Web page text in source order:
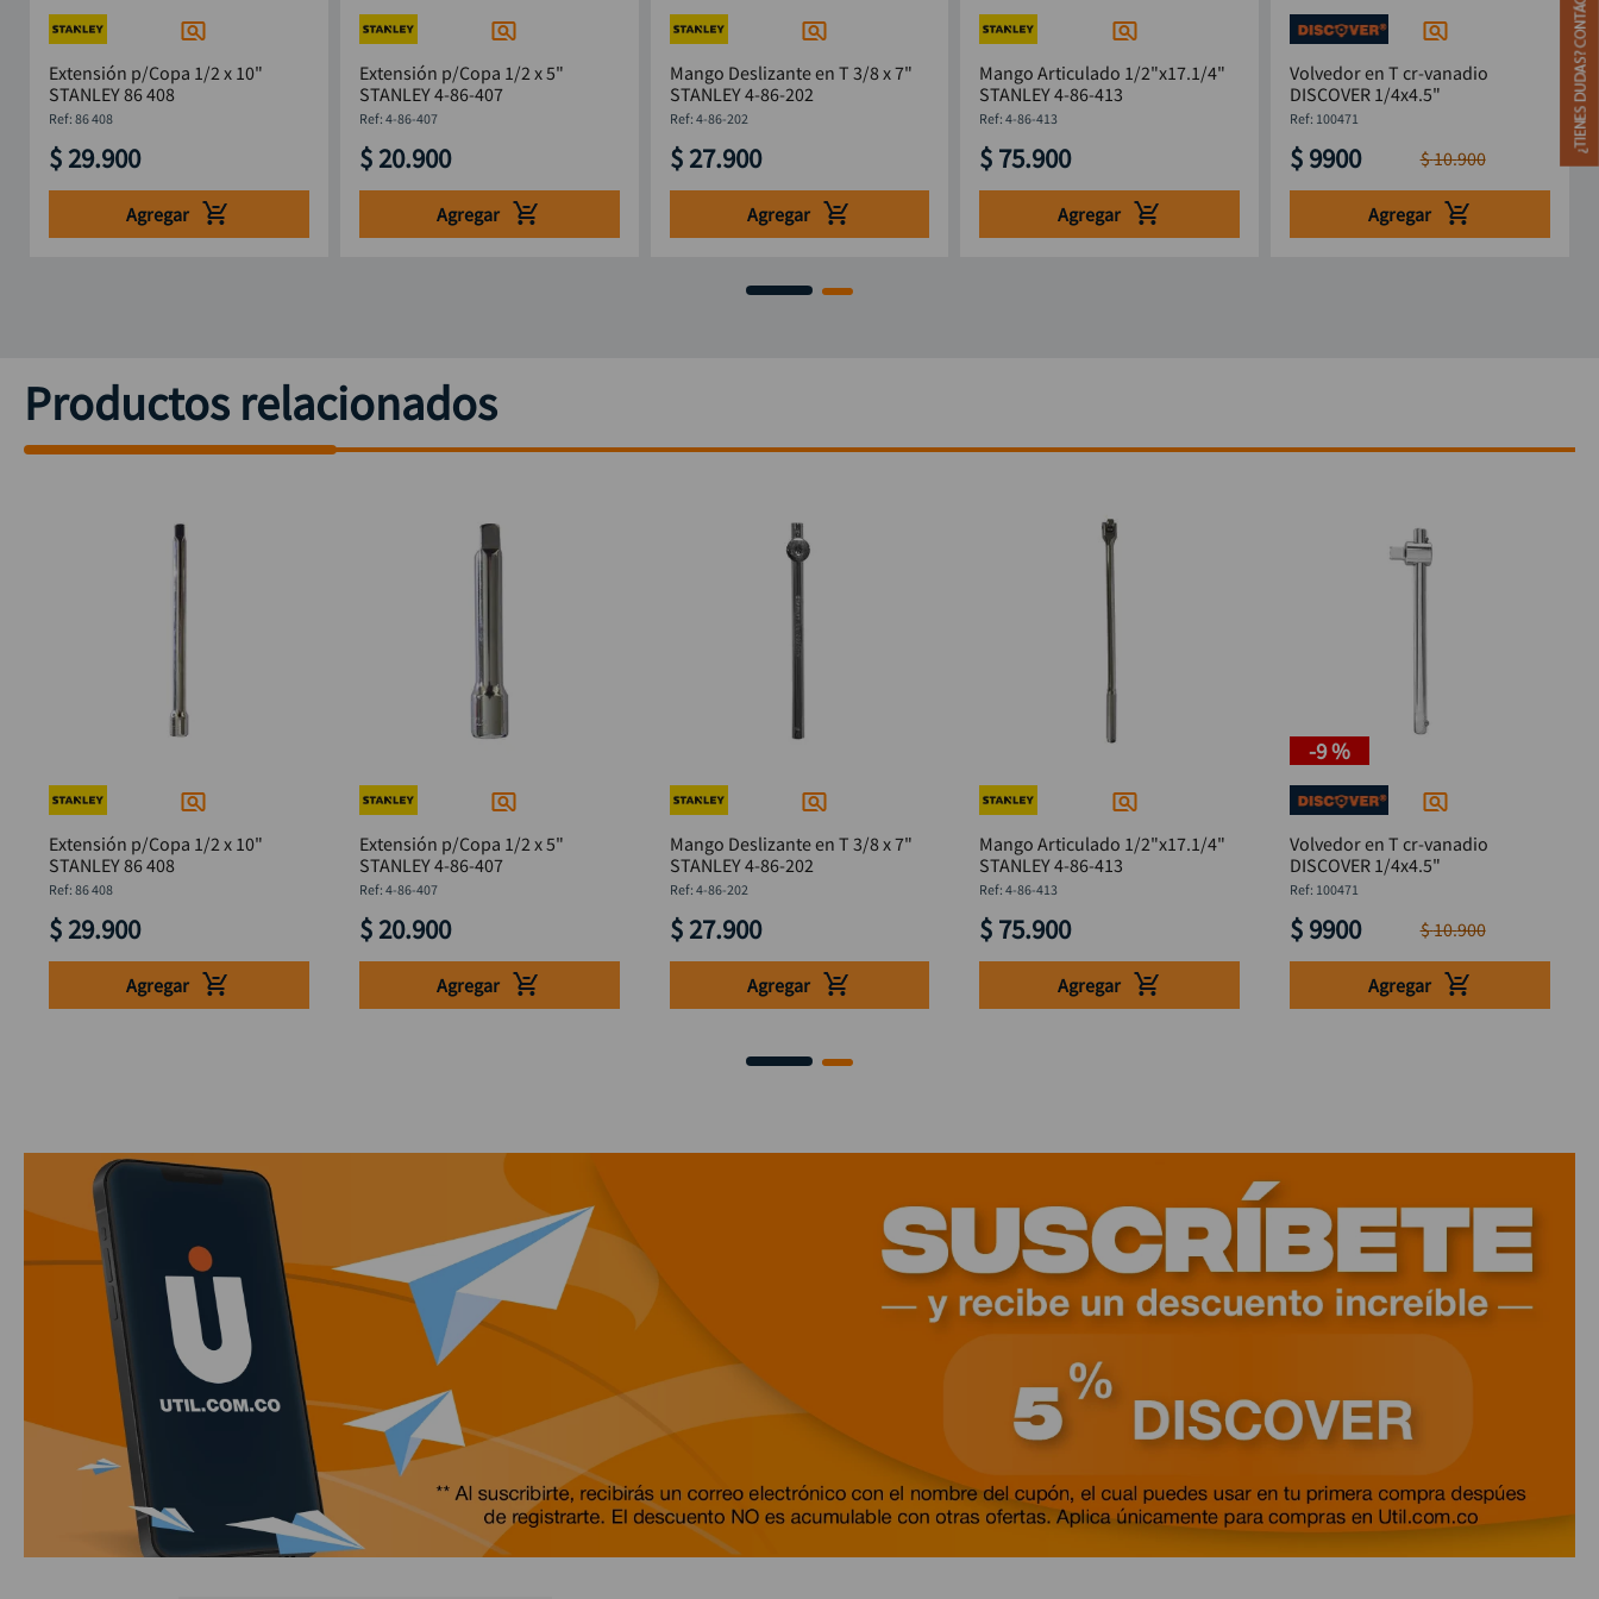
Extensión p/Copa 1/2 x 10"
STANLEY 86 408
: 86 408
$ 29.900
Agregar
Extensión p/Copa 1/2 x 5"
STANLEY 4-86-407
: 4-86-407
$ 20.900
Agregar
Mango Deslizante en T 3/8 x 7"
STANLEY 4-86-202
: 4-86-202
$ 27.900
Agregar
Mango Articulado 1/2"x17.1/4"
STANLEY 4-86-413
:4-86-413
$ 75.900
Agregar
Volvedor en T cr-vanadio
DISCOVER 1/4x4.5"
: 100471
$ 9900 $10.900
Agregar
Productos relacionados
Extensión p/Copa 1/2 x 10"
STANLEY 86 408
: 86 408
$ 29.900
Agregar
Extensión p/Copa 1/2 x 5"
STANLEY 4-86-407
: 4-86-407
$ 20.900
Agregar
Mango Deslizante en T 3/8 x 7"
STANLEY 4-86-202
: 4-86-202
$ 27.900
Agregar
Mango Articulado 1/2"x17.1/4"
STANLEY 4-86-413
:4-86-413
$ 75.900
Agregar
-9 %
Volvedor en T cr-vanadio
DISCOVER 1/4x4.5"
: 100471
$ 9900 $10.900
Agregar